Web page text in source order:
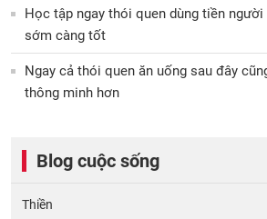
Học tập ngay thói quen dùng tiền
sớm càng tốt
Ngay cả thói quen ăn uống sau đây
thông minh hơn
Blog cuộc sống
Thiền